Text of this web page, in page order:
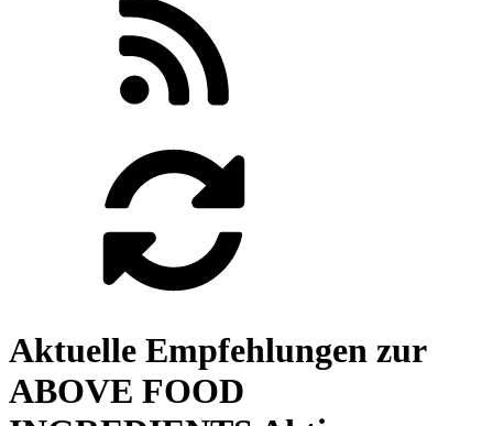
Aktuelle Empfehlungen zur
ABOVE FOOD